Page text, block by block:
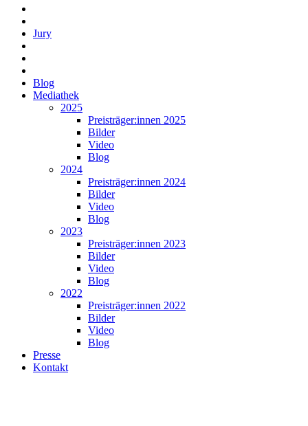
Jury
Blog
Mediathek
2025
Preisträger:innen 2025
Bilder
Video
Blog
2024
Preisträger:innen 2024
Bilder
Video
Blog
2023
Preisträger:innen 2023
Bilder
Video
Blog
2022
Preisträger:innen 2022
Bilder
Video
Blog
Presse
Kontakt